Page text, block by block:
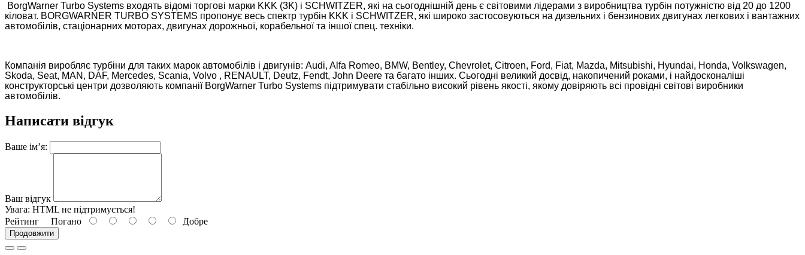
BorgWarner Turbo Systems входять відомі торгові марки KKK (3K) і SCHWITZER, які на сьогоднішній день є світовими лідерами з виробництва турбін потужністю від 20 до 1200
кіловат. BORGWARNER TURBO SYSTEMS пропонує весь спектр турбін KKK і SCHWITZER, які широко застосовуються на дизельних і бензинових двигунах легкових і вантажних
автомобілів, стаціонарних моторах, двигунах дорожньої, корабельної та іншої спец. техніки.
Компанія виробляє турбіни для таких марок автомобілів і двигунів: Audi, Alfa Romeo, BMW, Bentley, Chevrolet, Citroen, Ford, Fiat, Mazda, Mitsubishi, Hyundai, Honda, Volkswagen,
Skoda, Seat, MAN, DAF, Mercedes, Scania, Volvo , RENAULT, Deutz, Fendt, John Deere та багато інших. Сьогодні великий досвід, накопичений роками, і найдосконаліші
конструкторські центри дозволяють компанії BorgWarner Turbo Systems підтримувати стабільно високий рівень якості, якому довіряють всі провідні світові виробники
автомобілів.
Написати відгук
Ваше ім’я:
Ваш відгук
Увага: HTML не підтримується!
Рейтинг Погано Добре
Продовжити